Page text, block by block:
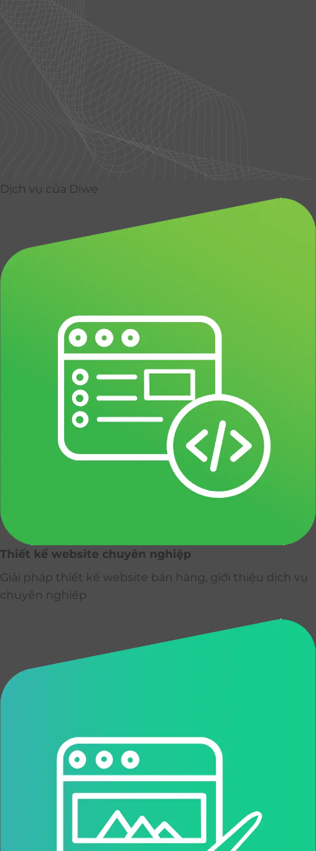
Dịch vụ của Diwe
Thiết kế website chuyên nghiệp
Giải pháp thiết kế website bán hàng, giới thiệu dịch vụ
chuyên nghiệp